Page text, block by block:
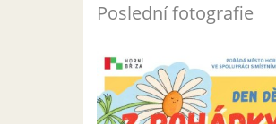
Poslední fotografie